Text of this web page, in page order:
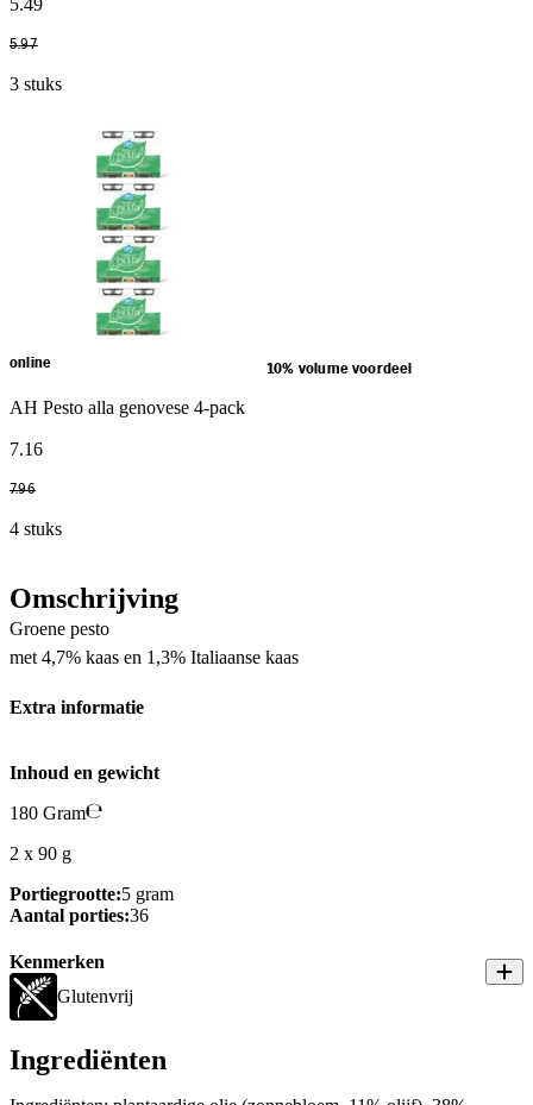
5.97
3 stuks
online 10% volume voordeel
AH Pesto alla genovese 4-pack
7.16
7.96
4 stuks
Omschrijving
Groene pesto
met 4,7% kaas en 1,3% Italiaanse kaas
Extra informatie
Inhoud en gewicht
180 Gram
2 x 90 g
Portiegrootte:5 gram
Aantal porties:36
Kenmerken
Glutenvrij
Ingrediënten